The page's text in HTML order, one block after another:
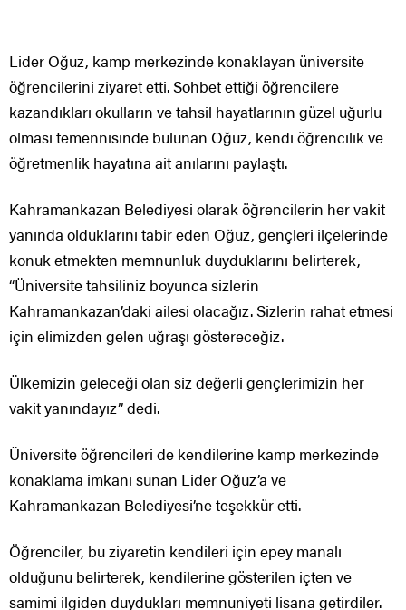
Lider Oğuz, kamp merkezinde konaklayan üniversite
öğrencilerini ziyaret etti. Sohbet ettiği öğrencilere
kazandıkları okulların ve tahsil hayatlarının güzel uğurlu
olması temennisinde bulunan Oğuz, kendi öğrencilik ve
öğretmenlik hayatına ait anılarını paylaştı.
Kahramankazan Belediyesi olarak öğrencilerin her vakit
yanında olduklarını tabir eden Oğuz, gençleri ilçelerinde
konuk etmekten memnunluk duyduklarını belirterek,
“Üniversite tahsiliniz boyunca sizlerin
Kahramankazan’daki ailesi olacağız. Sizlerin rahat etmesi
için elimizden gelen uğraşı göstereceğiz.
Ülkemizin geleceği olan siz değerli gençlerimizin her
vakit yanındayız” dedi.
Üniversite öğrencileri de kendilerine kamp merkezinde
konaklama imkanı sunan Lider Oğuz’a ve
Kahramankazan Belediyesi’ne teşekkür etti.
Öğrenciler, bu ziyaretin kendileri için epey manalı
olduğunu belirterek, kendilerine gösterilen içten ve
samimi ilgiden duydukları memnuniyeti lisana getirdiler.